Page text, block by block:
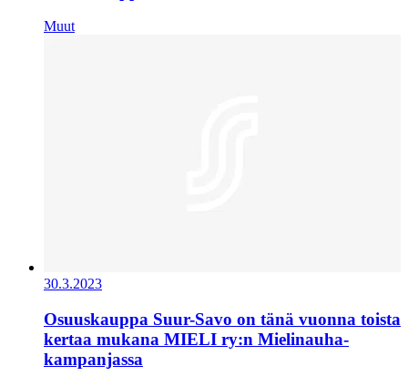
Muut
30.3.2023
Osuuskauppa Suur-Savo on tänä vuonna toista
kertaa mukana MIELI ry:n Mielinauha-
kampanjassa